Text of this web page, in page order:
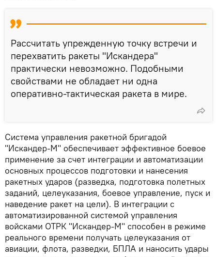
Рассчитать упрежденную точку встречи и
перехватить ракеты "Искандера"
практически невозможно. Подобными
свойствами не обладает ни одна
оперативно-тактическая ракета в мире.
Система управления ракетной бригадой
"Искандер-М" обеспечивает эффективное боевое
применение за счет интеграции и автоматизации
основных процессов подготовки и нанесения
ракетных ударов (разведка, подготовка полетных
заданий, целеуказания, боевое управление, пуск и
наведение ракет на цели). В интеграции с
автоматизированной системой управления
войсками ОТРК "Искандер-М" способен в режиме
реального времени получать целеуказания от
авиации, флота, разведки, БПЛА и наносить удары